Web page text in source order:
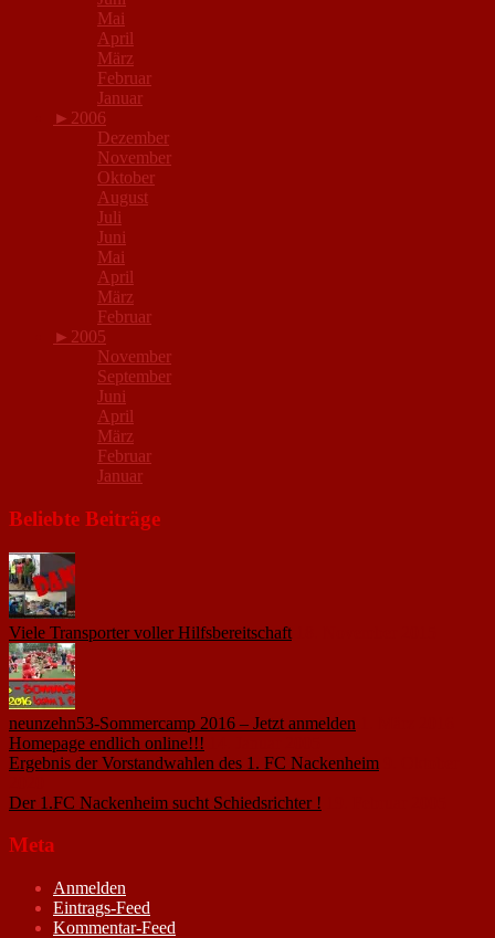
Mai
April
März
Februar
Januar
► 2006
Dezember
November
Oktober
August
Juli
Juni
Mai
April
März
Februar
► 2005
November
September
Juni
April
März
Februar
Januar
Beliebte Beiträge
Viele Transporter voller Hilfsbereitschaft
neunzehn53-Sommercamp 2016 – Jetzt anmelden
Homepage endlich online!!!
Ergebnis der Vorstandwahlen des 1. FC Nackenheim
Der 1.FC Nackenheim sucht Schiedsrichter !
Meta
Anmelden
Eintrags-Feed
Kommentar-Feed